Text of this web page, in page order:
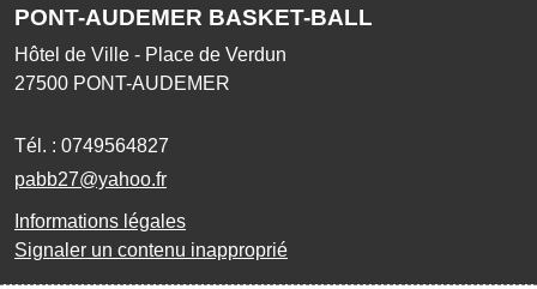
PONT-AUDEMER BASKET-BALL
Hôtel de Ville - Place de Verdun
27500 PONT-AUDEMER
Tél. : 0749564827
pabb27@yahoo.fr
Informations légales
Signaler un contenu inapproprié